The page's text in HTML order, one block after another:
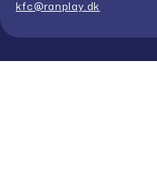
kfc@ranplay.dk